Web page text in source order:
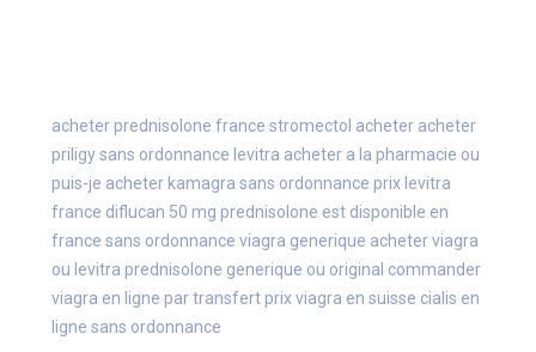
acheter prednisolone france stromectol acheter acheter
priligy sans ordonnance levitra acheter a la pharmacie ou
puis-je acheter kamagra sans ordonnance prix levitra
france diflucan 50 mg prednisolone est disponible en
france sans ordonnance viagra generique acheter viagra
ou levitra prednisolone generique ou original commander
viagra en ligne par transfert prix viagra en suisse cialis en
ligne sans ordonnance